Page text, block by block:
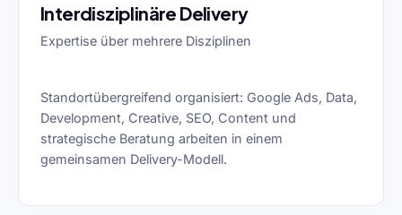
Interdisziplinäre Delivery
Expertise über mehrere Disziplinen
Standortübergreifend organisiert: Google Ads, Data,
Development, Creative, SEO, Content und
strategische Beratung arbeiten in einem
gemeinsamen Delivery-Modell.